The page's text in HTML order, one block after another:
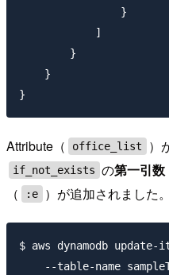
                }
            ]
        }
    }
Attribute（ office_list ）
if_not_exists の第一引数
（
:e ）が追加されました。
$ aws dynamodb update-
--table-name